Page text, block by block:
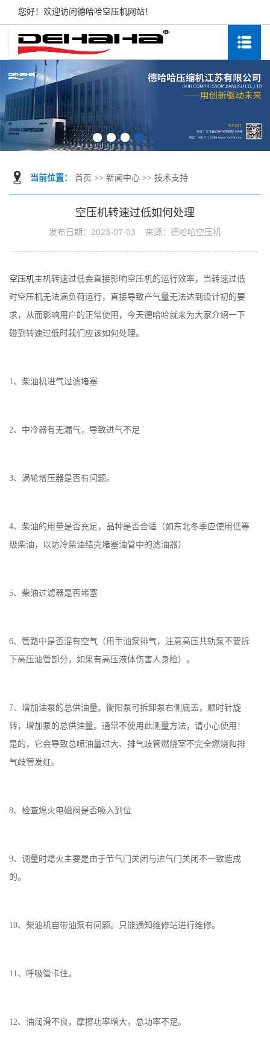
您好！欢迎访问德哈哈空压机网站！
当前位置： 首页 >> 新闻中心 >> 技术支持
空压机转速过低如何处理
发布日期： 2023-07-03 来源： 德哈哈空压机
空压机主机转速过低会直接影响空压机的运行效率，当转速过低
时空压机无法满负荷运行，直接导致产气量无法达到设计初的要
求，从而影响用户的正常使用，今天德哈哈就来为大家介绍一下
碰到转速过低时我们应该如何处理。
1、柴油机进气过滤堵塞
2、中冷器有无漏气，导致进气不足
3、涡轮增压器是否有问题。
4、柴油的用量是否充足，品种是否合适（如东北冬季应使用低等
级柴油，以防冷柴油结壳堵塞油管中的滤油器）
5、柴油过滤器是否堵塞
6、管路中是否混有空气（用手油泵排气，注意高压共轨泵不要拆
下高压油管部分，如果有高压液体伤害人身险）。
7、增加油泵的总供油量。衡阳泵可拆卸泵右侧底盖，顺时针旋
转，增加泵的总供油量。通常不使用此测量方法，请小心使用！
是的，它会导致总喷油量过大、排气歧管燃烧室不完全燃烧和排
气歧管发红。
8、检查熄火电磁阀是否吸入到位
9、调量时熄火主要是由于节气门关闭与进气门关闭不一致造成
的。
10、柴油机自带油泵有问题。只能通知维修站进行维修。
11、呼吸管卡住。
12、油润滑不良，摩擦功率增大，总功率不足。